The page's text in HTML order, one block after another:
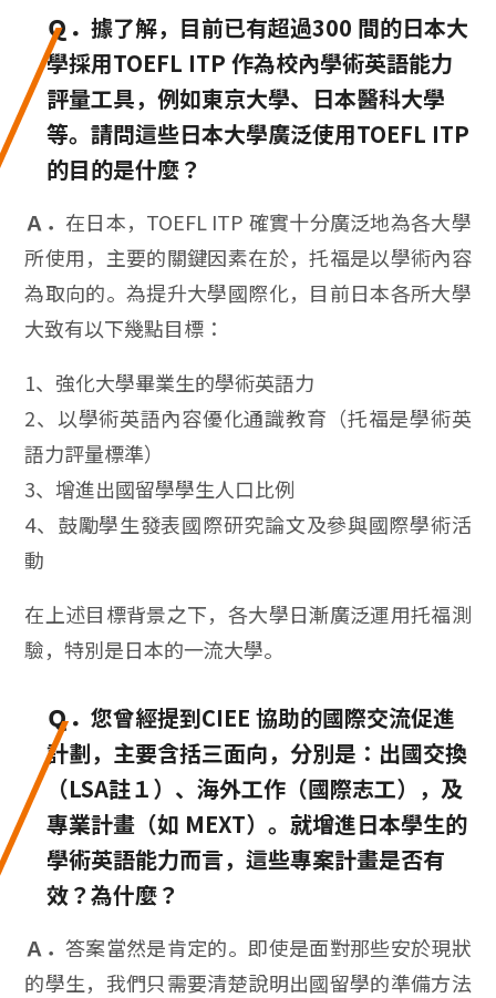
Ｑ．據了解，目前已有超過300 間的日本大
學採用TOEFL ITP 作為校內學術英語能力
評量工具，例如東京大學、日本醫科大學
等。請問這些日本大學廣泛使用TOEFL ITP
的目的是什麼？
Ａ． 在日本，TOEFL ITP 確實十分廣泛地為各大學
所使用，主要的關鍵因素在於，托福是以學術內容
為取向的。為提升大學國際化，目前日本各所大學
大致有以下幾點目標：
1、強化大學畢業生的學術英語力
2、以學術英語內容優化通識教育（托福是學術英
語力評量標準）
3、增進出國留學學生人口比例
4、鼓勵學生發表國際研究論文及參與國際學術活
動
在上述目標背景之下，各大學日漸廣泛運用托福測
驗，特別是日本的一流大學。
Ｑ．您曾經提到CIEE 協助的國際交流促進
計劃，主要含括三面向，分別是：出國交換
（LSA註１）、海外工作（國際志工），及
專業計畫（如 MEXT）。就增進日本學生的
學術英語能力而言，這些專案計畫是否有
效？為什麼？
Ａ．答案當然是肯定的。即使是面對那些安於現狀
的學生，我們只需要清楚說明出國留學的準備方法